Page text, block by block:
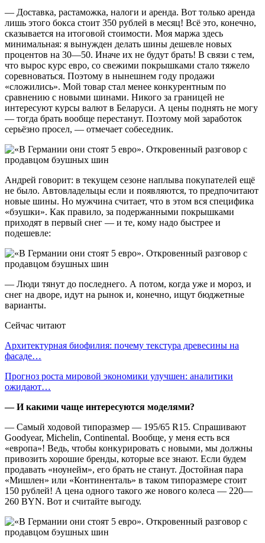
— Доставка, растаможка, налоги и аренда. Вот только аренда
лишь этого бокса стоит 350 рублей в месяц! Всё это, конечно,
сказывается на итоговой стоимости. Моя маржа здесь
минимальная: я вынужден делать шины дешевле новых
процентов на 30—50. Иначе их не будут брать! В связи с тем,
что вырос курс евро, со свежими покрышками стало тяжело
соревноваться. Поэтому в нынешнем году продажи
«сложились». Мой товар стал менее конкурентным по
сравнению с новыми шинами. Никого за границей не
интересуют курсы валют в Беларуси. А цены поднять не могу
— тогда брать вообще перестанут. Поэтому мой заработок
серьёзно просел, — отмечает собеседник.
Андрей говорит: в текущем сезоне наплыва покупателей ещё
не было. Автовладельцы если и появляются, то предпочитают
новые шины. Но мужчина считает, что в этом вся специфика
«бэушки». Как правило, за подержанными покрышками
приходят в первый снег — и те, кому надо быстрее и
подешевле:
— Люди тянут до последнего. А потом, когда уже и мороз, и
снег на дворе, идут на рынок и, конечно, ищут бюджетные
варианты.
Сейчас читают
Архитектурная биофилия: почему текстура древесины на
фасаде…
Прогноз роста мировой экономики улучшен: аналитики
ожидают…
— И какими чаще интересуются моделями?
— Самый ходовой типоразмер — 195/65 R15. Спрашивают
Goodyear, Michelin, Continental. Вообще, у меня есть вся
«европа»! Ведь, чтобы конкурировать с новыми, мы должны
привозить хорошие бренды, которые все знают. Если будем
продавать «ноунейм», его брать не станут. Достойная пара
«Мишлен» или «Континенталь» в таком типоразмере стоит
150 рублей! А цена одного такого же нового колеса — 220—
260 BYN. Вот и считайте выгоду.